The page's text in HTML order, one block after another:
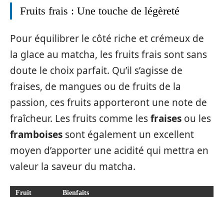
Fruits frais : Une touche de légèreté
Pour équilibrer le côté riche et crémeux de
la glace au matcha, les fruits frais sont sans
doute le choix parfait. Qu’il s’agisse de
fraises, de mangues ou de fruits de la
passion, ces fruits apporteront une note de
fraîcheur. Les fruits comme lesfraises ou les
framboises sont également un excellent
moyen d’apporter une acidité qui mettra en
valeur la saveur du matcha.
Fruit Bienfaits